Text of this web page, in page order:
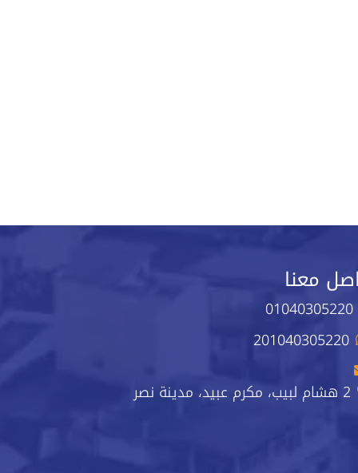
معنا
01040305220
201040305220
2 هشام لبيب، مكرم عبيد، مدينة نصر